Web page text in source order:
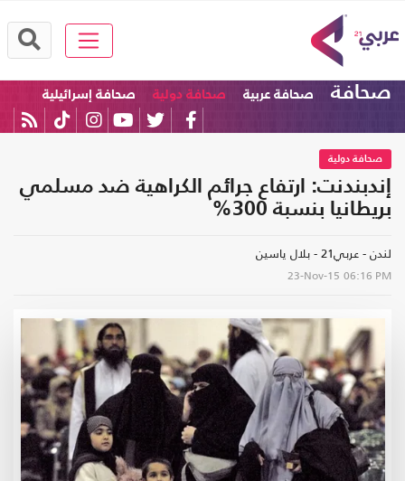
صحافة صحافة عربية صحافة دولية صحافة إسرائيلية
صحافة دولية
إندبندنت: ارتفاع جرائم الكراهية ضد مسلمي
بريطانيا بنسبة 300%
لندن - عربي21 - بلال ياسين
23-Nov-15 06:16 PM